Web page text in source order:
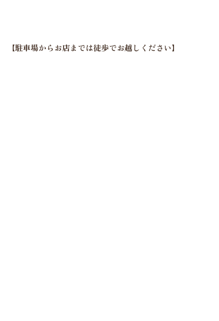
【駐車場からお店までは徒歩でお越しください】